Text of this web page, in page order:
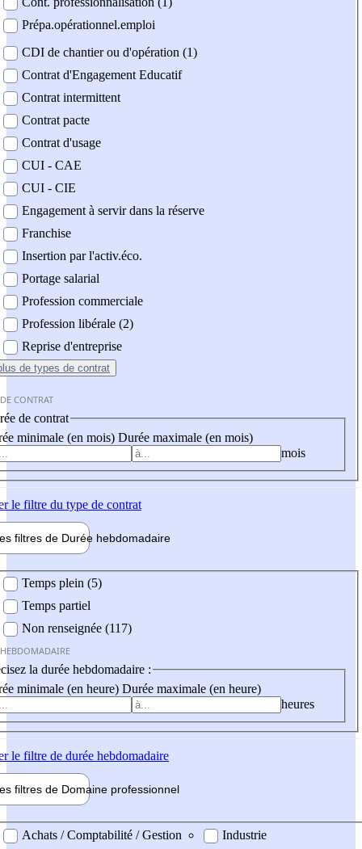
Prépa.opérationnel.emploi
CDI de chantier ou d'opération (1)
Contrat d'Engagement Educatif
Contrat intermittent
Contrat pacte
Contrat d'usage
CUI - CAE
CUI - CIE
Engagement à servir dans la réserve
Franchise
Insertion par l'activ.éco.
Portage salarial
Profession commerciale
Profession libérale (2)
Reprise d'entreprise
de types de contrat
CONTRAT
de contrat
minimale (en mois) Durée maximale (en mois)
mois
le filtre du type de contrat
filtres de Durée hebdomadaire
Temps plein (5)
Temps partiel
Non renseignée (117)
la durée hebdomadaire :
minimale (en heure) Durée maximale (en heure)
heures
le filtre de durée hebdomadaire
filtres de Domaine professionnel
professionel
Achats / Comptabilité / Gestion
Industrie